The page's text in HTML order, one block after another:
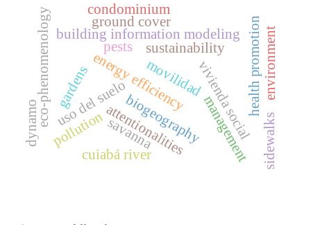
sustainability
energy efficiency
building information modeling
uso del suelo movilidadvivienda social
biogeography
health promotion
attentionalities
eco-phenomenology ground cover
environment
management
pollution
gardens
savanna
cuiabá river
condominium
dynamo
pests
sidewalks